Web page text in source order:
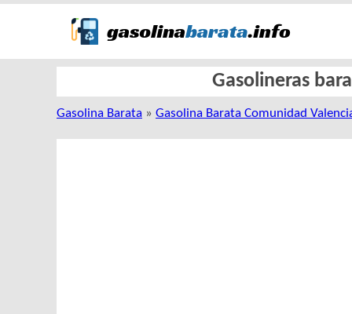
Gasolineras
Gasolina Barata » Gasolina Barata Comunidad